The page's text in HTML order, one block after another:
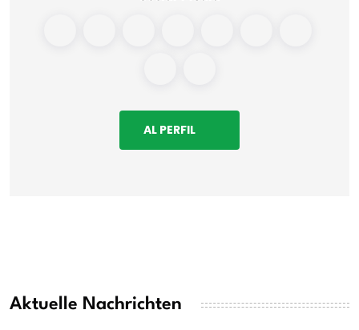
AL PERFIL
Aktuelle Nachrichten